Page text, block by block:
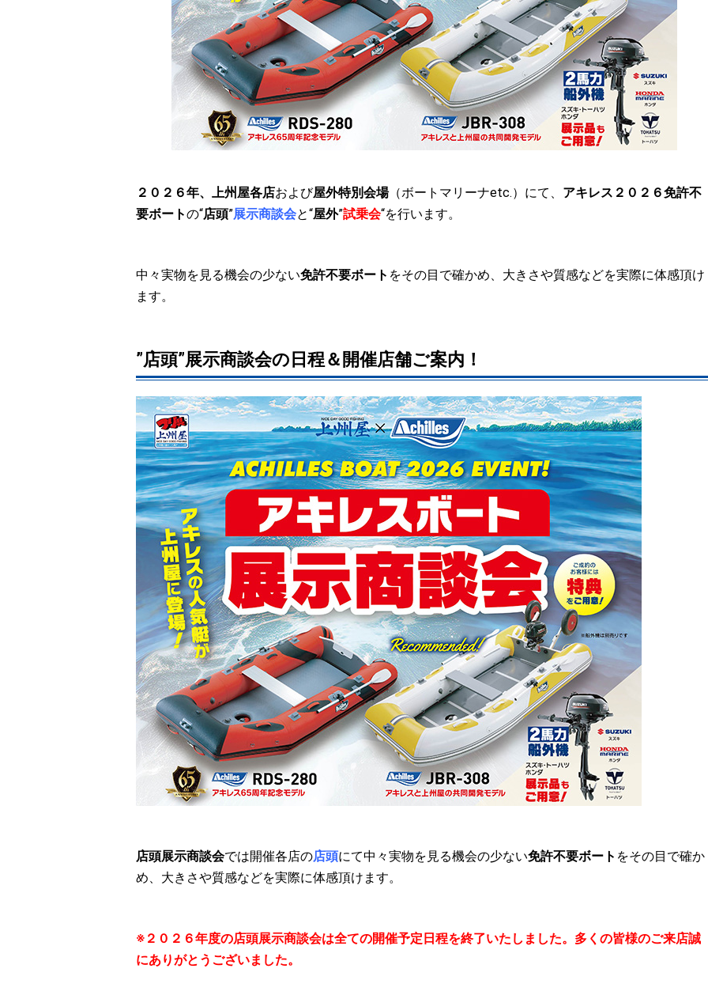
２０２６年、上州屋各店および屋外特別会場（ボートマリーナetc.）にて、 アキレス２０２６免許不
要ボートの“店頭”展示商談会と“屋外”試乗会“を行います。
中々実物を見る機会の少ない免許不要ボート をその目で確かめ、大きさや質感などを実際に体感頂け
ます。
”店頭”展示商談会の日程＆開催店舗ご案内！
店頭展示商談会では開催各店の店頭にて中々実物を見る機会の少ない免許不要ボート をその目で確か
め、大きさや質感などを実際に体感頂けます。
※２０２６年度の店頭展示商談会は全ての開催予定日程を終了いたしました。多くの皆様のご来店誠
にありがとうございました。